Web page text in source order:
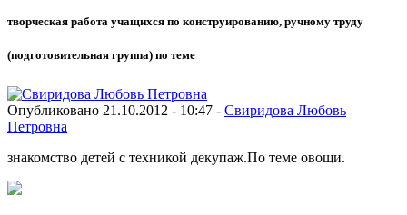
творческая работа учащихся по конструированию, ручному труду
(подготовительная группа) по теме
Опубликовано 21.10.2012 - 10:47 - Свиридова Любовь
Петровна
знакомство детей с техникой декупаж.По теме овощи.